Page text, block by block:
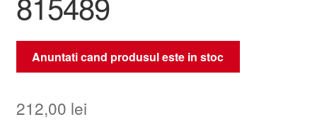
Anuntati cand produsul este in stoc
212,00 lei